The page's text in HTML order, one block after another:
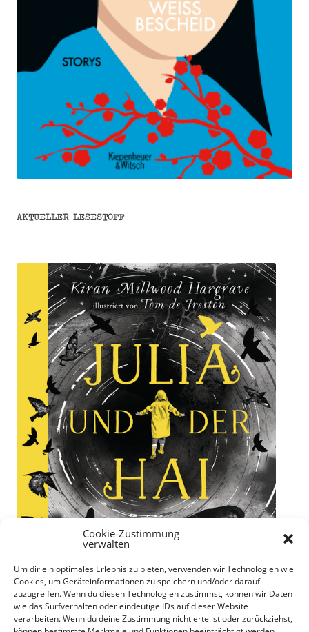
Cookie-Zustimmung
verwalten
Um dir ein optimales Erlebnis zu bieten, verwenden wir Technologien wie
Cookies, um Geräteinformationen zu speichern und/oder darauf
zuzugreifen. Wenn du diesen Technologien zustimmst, können wir Daten
wie das Surfverhalten oder eindeutige IDs auf dieser Website
verarbeiten. Wenn du deine Zustimmung nicht erteilst oder zurückziehst,
AKTUELLER LESESTOFF